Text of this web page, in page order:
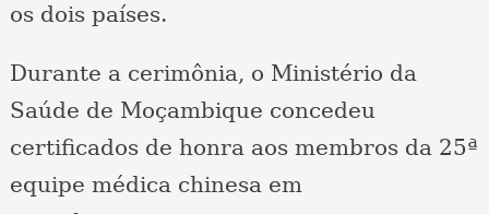
os dois países.
Durante a cerimônia, o Ministério da
Saúde de Moçambique concedeu
certificados de honra aos membros da 25ª
equipe médica chinesa em